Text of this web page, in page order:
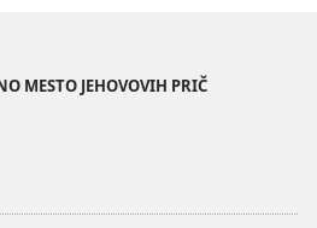
MESTO JEHOVOVIH PRIČ